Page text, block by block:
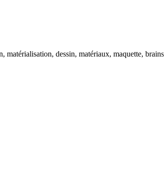
dessin, matériaux, maquette,